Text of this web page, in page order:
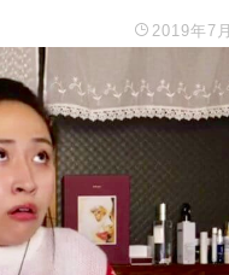
2019年7